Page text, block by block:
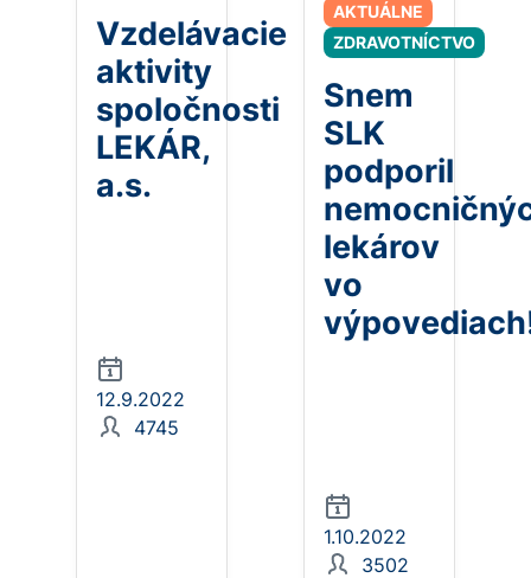
Vzdelávacie
aktivity
spoločnosti
LEKÁR,
a.s.
12.9.2022
4745
AKTUÁLNE
ZDRAVOTNÍCTVO
Snem
SLK
podporil
lekárov
vo
1.10.2022
3502